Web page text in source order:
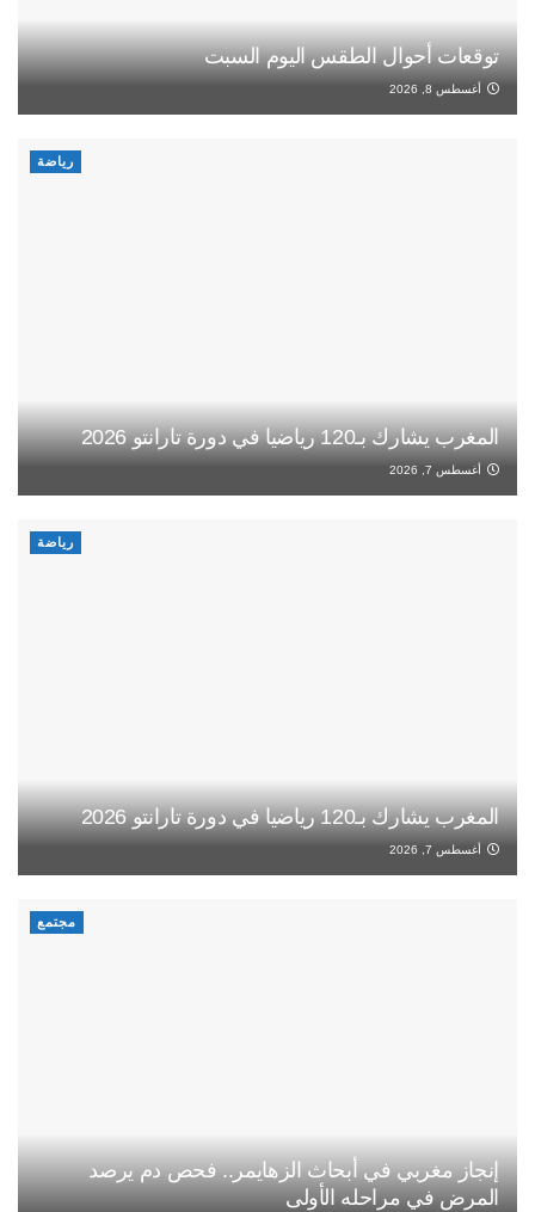
توقعات أحوال الطقس اليوم السبت
أغسطس 8, 2026
رياضة
المغرب يشارك بـ120 رياضيا في دورة تارانتو 2026
أغسطس 7, 2026
رياضة
المغرب يشارك بـ120 رياضيا في دورة تارانتو 2026
أغسطس 7, 2026
مجتمع
إنجاز مغربي في أبحاث الزهايمر.. فحص دم يرصد
المرض في مراحله الأولى